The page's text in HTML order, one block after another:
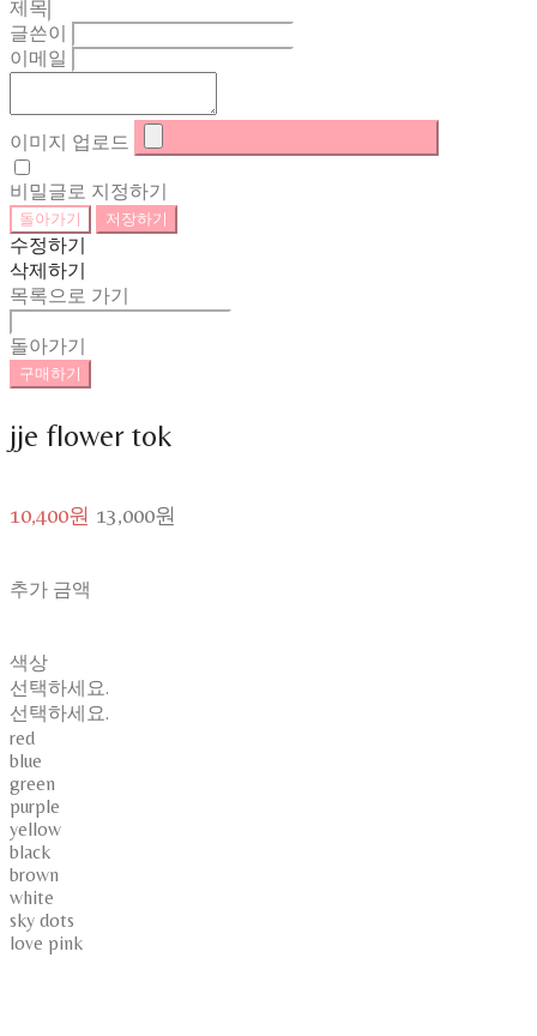
제목
글쓴이
이메일
이미지 업로드
비밀글로 지정하기
돌아가기 저장하기
수정하기
삭제하기
목록으로 가기
돌아가기
구매하기
jje flower tok
10,400원 13,000원
추가 금액
색상
선택하세요.
선택하세요.
red
blue
green
purple
yellow
black
brown
white
sky dots
love pink